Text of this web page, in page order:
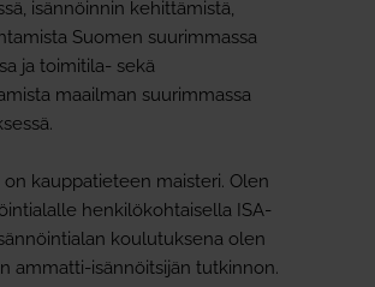
isännöinnin kehittämistä,
Suomen suurimmassa
ja toimitila- sekä
maailman suurimmassa
kauppatieteen maisteri. Olen
henkilökohtaisella ISA-
koulutuksena olen
ammatti-isännöitsijän tutkinnon.